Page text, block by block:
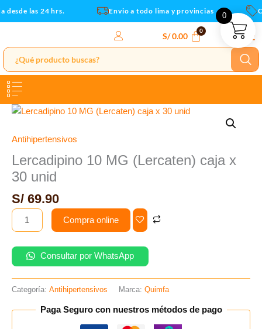
al
las 24 hrs. Envio a todo lima y provincias
S/0.00
Antihipertensivos
Lercadipino 10 MG (Lercaten) caja x
30 unid
S/ 69.90
Lercadipino
MG
caja
x
30
unid
cantidad
Compra online
Consultar por WhatsApp
Categoría: Antihipertensivos Marca: Quimfa
Paga Seguro con nuestros métodos de pago
0
30
cantidad